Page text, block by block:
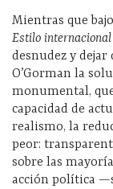
Mientras que
Estilo internacional
desnudez y
O’Gorman la
monumental,
capacidad de
realismo, la
peor:
sobre las
acción política